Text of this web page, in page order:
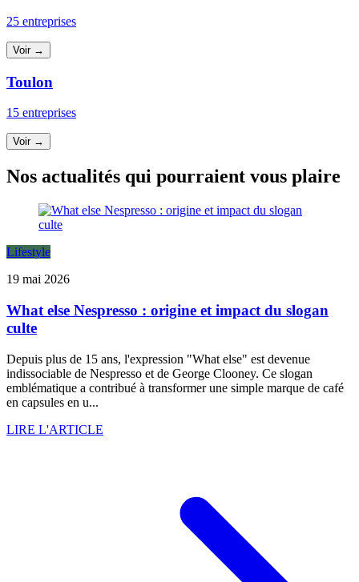
25 entreprises
Voir →
Toulon
15 entreprises
Voir →
Nos actualités qui pourraient vous plaire
Lifestyle
19 mai 2026
What else Nespresso : origine et impact du slogan
culte
Depuis plus de 15 ans, l'expression "What else" est devenue
indissociable de Nespresso et de George Clooney. Ce slogan
emblématique a contribué à transformer une simple marque de café
en capsules en u...
LIRE L'ARTICLE